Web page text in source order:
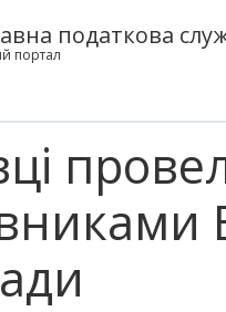
податкова
портал